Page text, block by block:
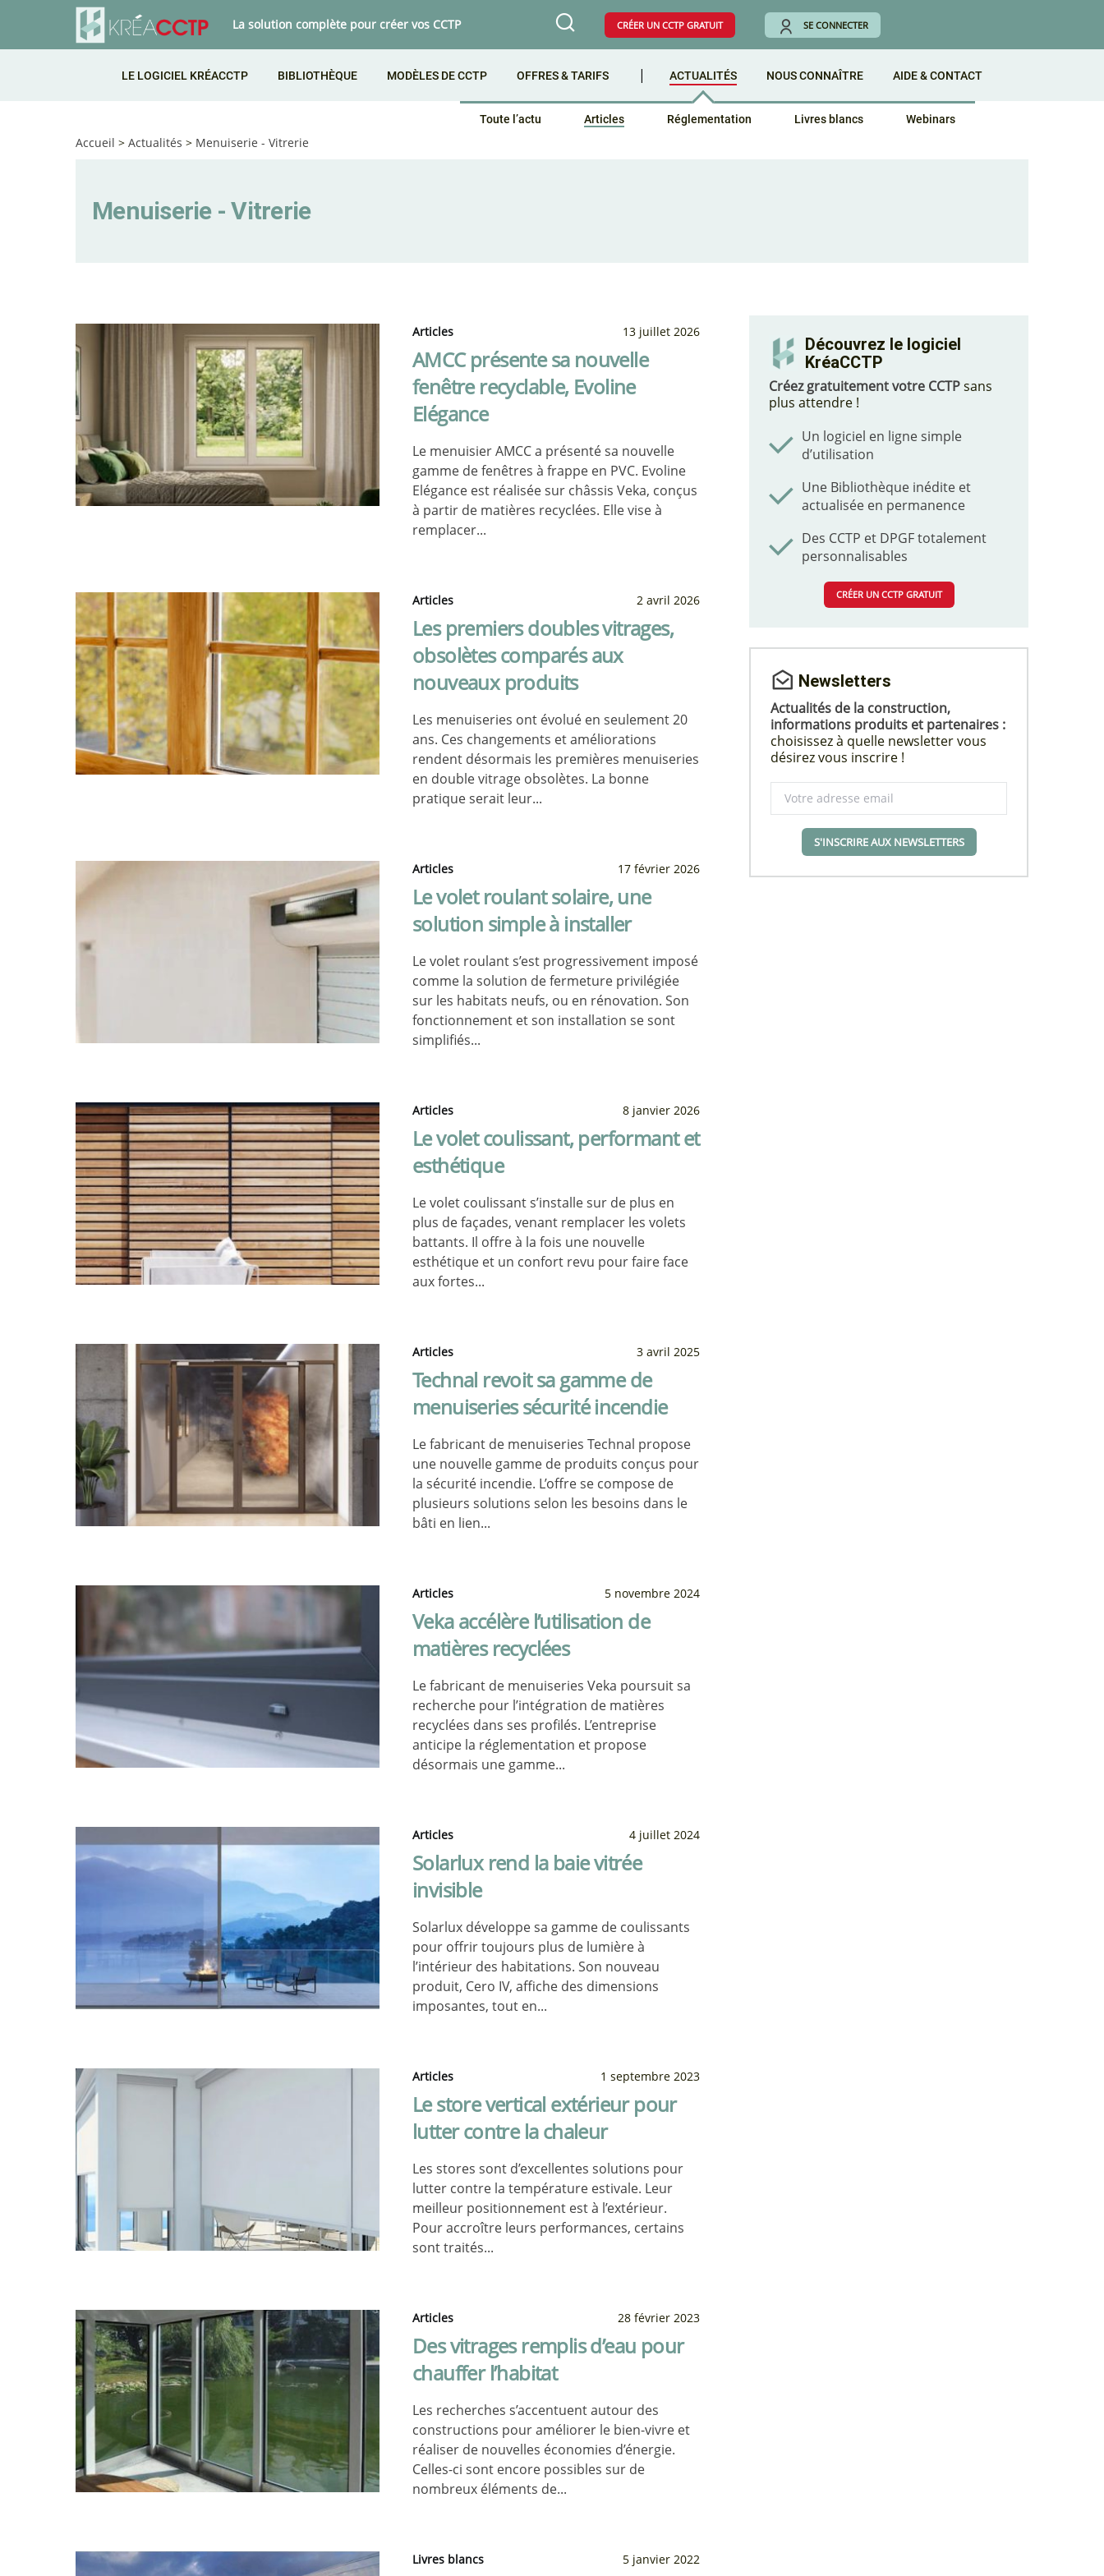
La solution complète pour créer vos CCTP CRÉER UN CCTP GRATUIT SE CONNECTER
LE LOGICIEL KRÉACCTP BIBLIOTHÈQUE MODÈLES DE CCTP OFFRES & TARIFS ACTUALITÉS
Toute l’actu Articles Réglementation Livres blancs Webinars
NOUS CONNAÎTRE AIDE & CONTACT
Accueil > Actualités > Menuiserie - Vitrerie
Menuiserie - Vitrerie
Articles 13 juillet 2026
AMCC présente sa nouvelle
fenêtre recyclable, Evoline
Elégance
Le menuisier AMCC a présenté sa nouvelle
gamme de fenêtres à frappe en PVC. Evoline
Elégance est réalisée sur châssis Veka, conçus
à partir de matières recyclées. Elle vise à
remplacer...
Articles 2 avril 2026
Les premiers doubles vitrages,
obsolètes comparés aux
nouveaux produits
Les menuiseries ont évolué en seulement 20
ans. Ces changements et améliorations
rendent désormais les premières menuiseries
en double vitrage obsolètes. La bonne
pratique serait leur...
Articles 17 février 2026
Le volet roulant solaire, une
solution simple à installer
Le volet roulant s’est progressivement imposé
comme la solution de fermeture privilégiée
sur les habitats neufs, ou en rénovation. Son
fonctionnement et son installation se sont
simplifiés...
Articles 8 janvier 2026
Le volet coulissant, performant et
esthétique
Le volet coulissant s’installe sur de plus en
plus de façades, venant remplacer les volets
battants. Il offre à la fois une nouvelle
esthétique et un confort revu pour faire face
aux fortes...
Articles 3 avril 2025
Technal revoit sa gamme de
menuiseries sécurité incendie
Le fabricant de menuiseries Technal propose
une nouvelle gamme de produits conçus pour
la sécurité incendie. L’offre se compose de
plusieurs solutions selon les besoins dans le
bâti en lien...
Articles 5 novembre 2024
Veka accélère l’utilisation de
matières recyclées
Le fabricant de menuiseries Veka poursuit sa
recherche pour l’intégration de matières
recyclées dans ses profilés. L’entreprise
anticipe la réglementation et propose
désormais une gamme...
Articles 4 juillet 2024
Solarlux rend la baie vitrée
invisible
Solarlux développe sa gamme de coulissants
pour offrir toujours plus de lumière à
l’intérieur des habitations. Son nouveau
produit, Cero IV, affiche des dimensions
imposantes, tout en...
Articles 1 septembre 2023
Le store vertical extérieur pour
lutter contre la chaleur
Les stores sont d’excellentes solutions pour
lutter contre la température estivale. Leur
meilleur positionnement est à l’extérieur.
Pour accroître leurs performances, certains
sont traités...
Articles 28 février 2023
Des vitrages remplis d’eau pour
chauffer l’habitat
Les recherches s’accentuent autour des
constructions pour améliorer le bien-vivre et
réaliser de nouvelles économies d’énergie.
Celles-ci sont encore possibles sur de
nombreux éléments de...
Livres blancs 5 janvier 2022
Découvrez le logiciel
KréaCCTP
Créez gratuitement votre CCTPsans
plus attendre !
Un logiciel en ligne simple
d’utilisation
Une Bibliothèque inédite et
actualisée en permanence
Des CCTP et DPGF totalement
personnalisables
CRÉER UN CCTP GRATUIT
Newsletters
Actualités de la construction,
informations produits et partenaires :
choisissez à quelle newsletter vous
désirez vous inscrire !
S'INSCRIRE AUX NEWSLETTERS